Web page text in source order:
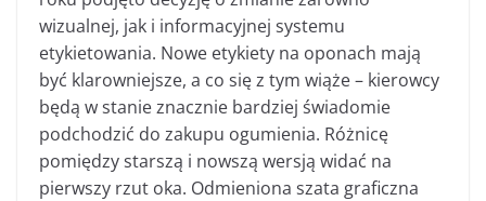
wizualnej, jak i informacyjnej systemu
etykietowania. Nowe etykiety na oponach mają
być klarowniejsze, a co się z tym wiąże – kierowcy
będą w stanie znacznie bardziej świadomie
podchodzić do zakupu ogumienia. Różnicę
pomiędzy starszą i nowszą wersją widać na
pierwszy rzut oka. Odmieniona szata graficzna